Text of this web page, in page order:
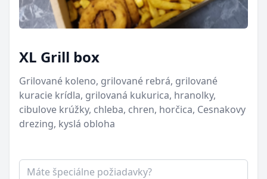
XL Grill box
Grilované koleno, grilované rebrá, grilované
kuracie krídla, grilovaná kukurica, hranolky,
cibulove krúžky, chleba, chren, horčica, Cesnakovy
drezing, kyslá obloha
Poznámka